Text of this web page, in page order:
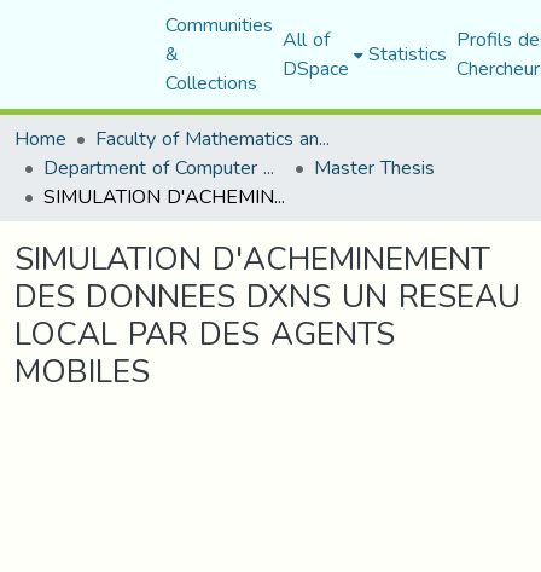
Communities
&
Collections
All of
DSpace Statistics Profils
Home
Faculty of Mathematics and Computer Science
Department of Computer Science Master Thesis
SIMULATION D'ACHEMINEMENT DES DONNEES DXNS UN RESEAU LOCAL PAR DES AGENTS MOBILES
SIMULATION D'ACHEMINEMENT
DES DONNEES DXNS UN RESEAU
LOCAL PAR DES AGENTS
MOBILES